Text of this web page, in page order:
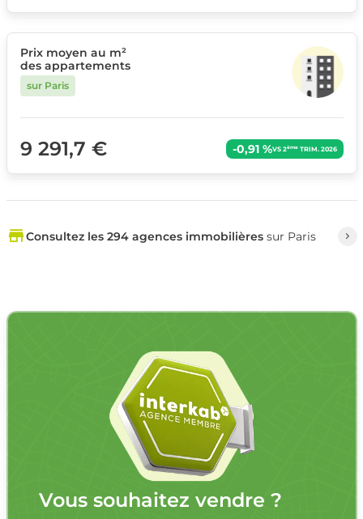
Prix moyen au m²
des appartements
sur Paris
9 291,7 € -0,91 %VS 2èmeTRIM. 2026
Consultez les 294 agences immobilièressur Paris
Vous souhaitez vendre ?